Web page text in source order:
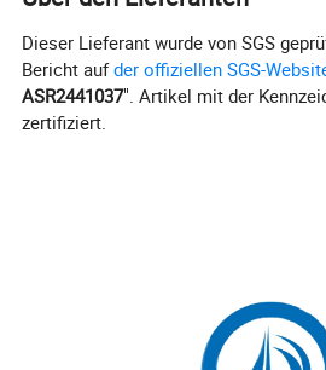
Produktkombinationen
Hotels dabei, ein
Dieser Lieferant wurde von SGS
Bericht aufder offiziellen SGS-
ASR2441037". Artikel mit der
zertifiziert.